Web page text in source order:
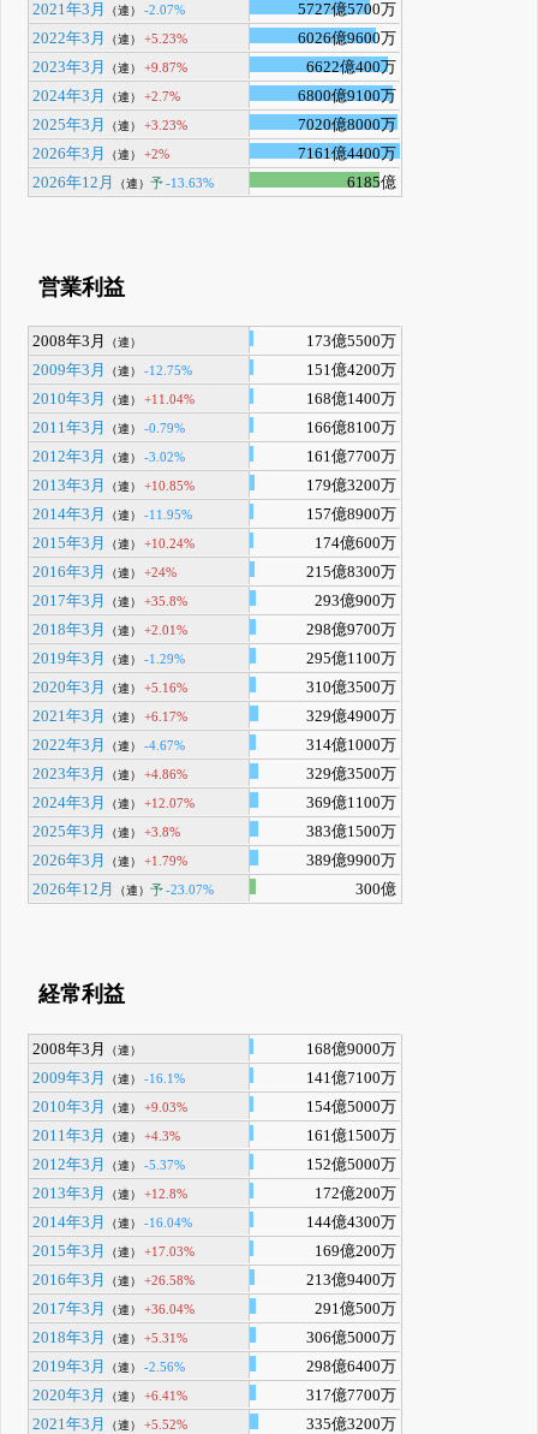
2021年3月
（連） -2.07%
5727億5700万
2022年3月
（連） +5.23%
6026億9600万
2023年3月
（連） +9.87%
6622億400万
2024年3月
（連） +2.7%
6800億9100万
2025年3月
（連） +3.23%
7020億8000万
2026年3月
（連） +2%
7161億4400万
2026年12月
（連）予-13.63% 6185億
営業利益
2008年3月 （連）
173億5500万
2009年3月
（連） -12.75%
151億4200万
2010年3月
（連） +11.04%
168億1400万
2011年3月
（連） -0.79%
166億8100万
2012年3月
（連） -3.02%
161億7700万
2013年3月
（連） +10.85%
179億3200万
2014年3月
（連） -11.95%
157億8900万
2015年3月
（連） +10.24%
174億600万
2016年3月
（連） +24%
215億8300万
2017年3月
（連） +35.8%
293億900万
2018年3月
（連） +2.01%
298億9700万
2019年3月
（連） -1.29%
295億1100万
2020年3月
（連） +5.16%
310億3500万
2021年3月
（連） +6.17%
329億4900万
2022年3月
（連） -4.67%
314億1000万
2023年3月
（連） +4.86%
329億3500万
2024年3月
（連） +12.07%
369億1100万
2025年3月
（連） +3.8%
383億1500万
2026年3月
（連） +1.79%
389億9900万
2026年12月
（連）予-23.07% 300億
経常利益
2008年3月 （連）
168億9000万
2009年3月
（連） -16.1%
141億7100万
2010年3月
（連） +9.03%
154億5000万
2011年3月
（連） +4.3%
161億1500万
2012年3月
（連） -5.37%
152億5000万
2013年3月
（連） +12.8%
172億200万
2014年3月
（連） -16.04%
144億4300万
2015年3月
（連） +17.03%
169億200万
2016年3月
（連） +26.58%
213億9400万
2017年3月
（連） +36.04%
291億500万
2018年3月
（連） +5.31%
306億5000万
2019年3月
（連） -2.56%
298億6400万
2020年3月
（連） +6.41%
317億7700万
2021年3月
（連） +5.52%
335億3200万